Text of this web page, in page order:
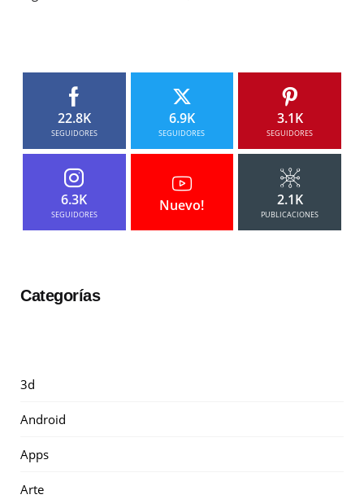
22.8K
SEGUIDORES
6.9K
SEGUIDORES
3.1K
SEGUIDORES
6.3K
SEGUIDORES
Nuevo! 2.1K
PUBLICACIONES
Categorías
3d
Android
Apps
Arte